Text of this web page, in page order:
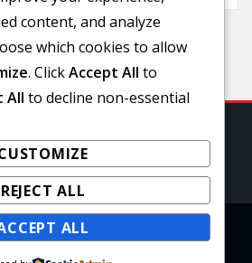
| Powered byWordPress |
content, and analyze
which cookies to allow
. ClickAccept All to
All to decline non-essential
REJECT ALL
ALL